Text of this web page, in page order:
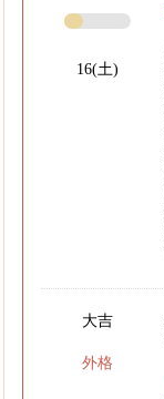
16(土)
大吉
外格